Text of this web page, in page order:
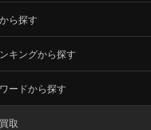
ら探す
キングから探す
ードから探す
取